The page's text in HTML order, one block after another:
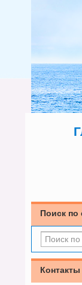
Поиск по
Контакты